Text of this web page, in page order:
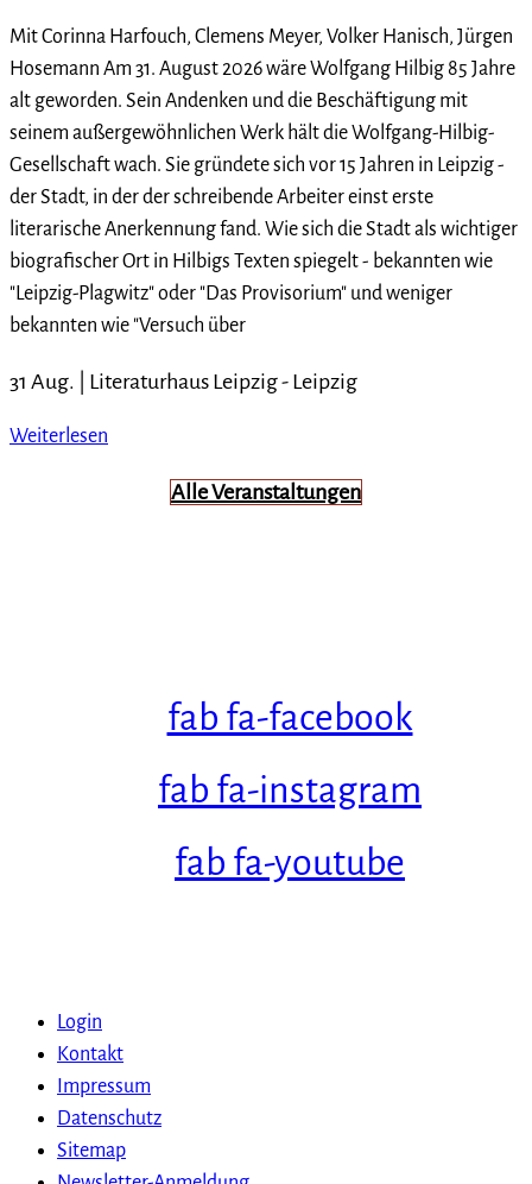
Mit Corinna Harfouch, Clemens Meyer, Volker Hanisch, Jürgen
Hosemann Am 31. August 2026 wäre Wolfgang Hilbig 85 Jahre
alt geworden. Sein Andenken und die Beschäftigung mit
seinem außergewöhnlichen Werk hält die Wolfgang-Hilbig-
Gesellschaft wach. Sie gründete sich vor 15 Jahren in Leipzig -
der Stadt, in der der schreibende Arbeiter einst erste
literarische Anerkennung fand. Wie sich die Stadt als wichtiger
biografischer Ort in Hilbigs Texten spiegelt - bekannten wie
"Leipzig-Plagwitz" oder "Das Provisorium" und weniger
bekannten wie "Versuch über
31 Aug. | Literaturhaus Leipzig- Leipzig
Weiterlesen
Alle Veranstaltungen
fab fa-facebook
fab fa-instagram
fab fa-youtube
Login
Kontakt
Impressum
Datenschutz
Sitemap